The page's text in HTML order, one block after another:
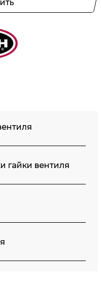
гайки вентиля